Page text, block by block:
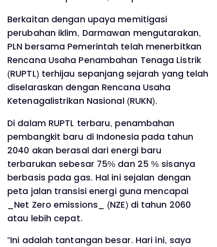
Berkaitan dengan upaya memitigasi
perubahan iklim, Darmawan mengutarakan,
PLN bersama Pemerintah telah menerbitkan
Rencana Usaha Penambahan Tenaga Listrik
(RUPTL) terhijau sepanjang sejarah yang telah
diselaraskan dengan Rencana Usaha
Ketenagalistrikan Nasional (RUKN).
Di dalam RUPTL terbaru, penambahan
pembangkit baru di Indonesia pada tahun
2040 akan berasal dari energi baru
terbarukan sebesar 75% dan 25 % sisanya
berbasis pada gas. Hal ini sejalan dengan
peta jalan transisi energi guna mencapai
_Net Zero emissions_ (NZE) di tahun 2060
atau lebih cepat.
”Ini adalah tantangan besar. Hari ini, saya